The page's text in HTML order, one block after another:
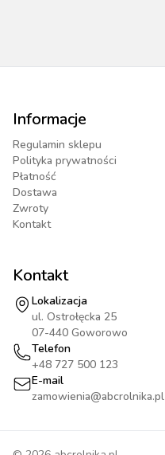
Informacje
Regulamin sklepu
Polityka prywatności
Płatność
Dostawa
Zwroty
Kontakt
Kontakt
Lokalizacja
ul. Ostrołęcka 25
07-440 Goworowo
Telefon
+48 727 500 123
E-mail
zamowienia@abcrolnika.pl